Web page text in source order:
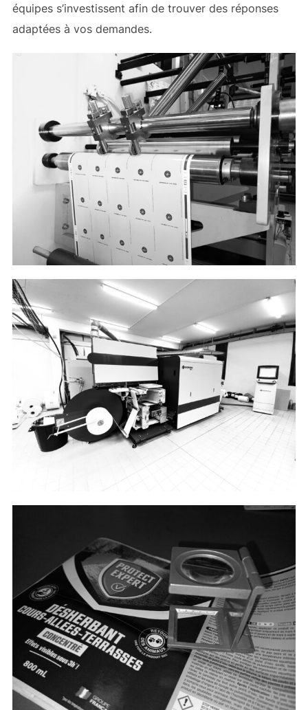
équipes s’investissent afin de trouver des réponses
adaptées à vos demandes.